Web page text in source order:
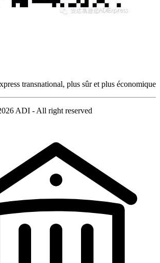
transnational, plus sûr et plus économique
ADI - All right reserved